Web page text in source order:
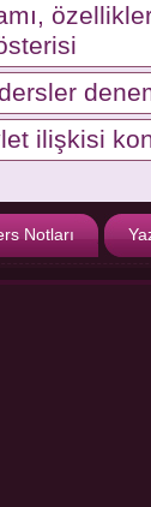
ilişkisi
Notları